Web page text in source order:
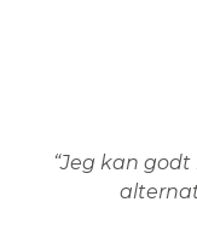
“Jeg kan